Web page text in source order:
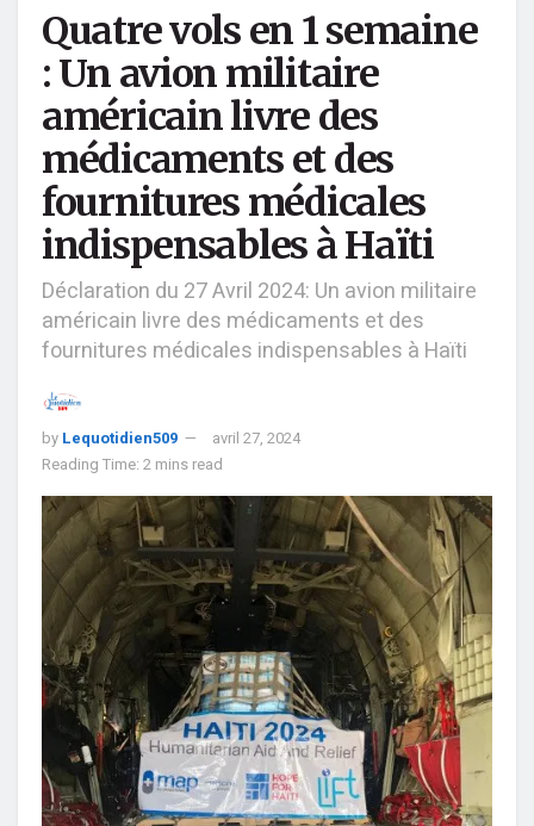
Quatre vols en 1 semaine
: Un avion militaire
américain livre des
médicaments et des
fournitures médicales
indispensables à Haïti
Déclaration du 27 Avril 2024: Un avion militaire
américain livre des médicaments et des
fournitures médicales indispensables à Haïti
by Lequotidien509
avril 27, 2024
Reading Time: 2 mins read